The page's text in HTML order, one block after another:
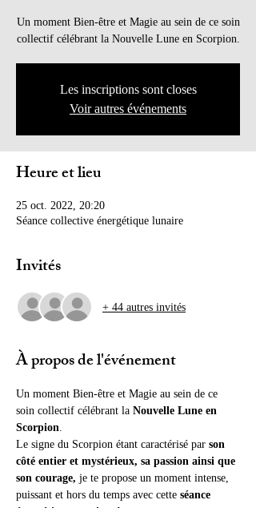
Un moment Bien-être et Magie au sein de ce soin
collectif célébrant la Nouvelle Lune en Scorpion.
Les inscriptions sont closes
Voir autres événements
Heure et lieu
25 oct. 2022, 20:20
Séance collective énergétique lunaire
Invités
+ 44 autres invités
À propos de l'événement
Un moment Bien-être et Magie au sein de ce
soin collectif célébrant la Nouvelle Lune en
Scorpion.
Le signe du Scorpion étant caractérisé par son
côté entier et mystérieux, sa passion ainsi que
son courage, je te propose un moment intense,
puissant et hors du temps avec cette séance